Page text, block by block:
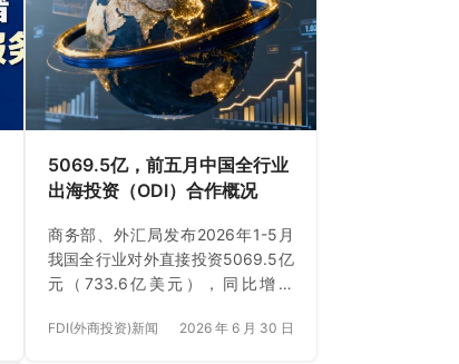
5069.5亿，前五月中国全行业
出海投资（ODI）合作概况
商务部、外汇局发布2026年1-5月
我国全行业对外直接投资5069.5亿
元（733.6亿美元），同比增长
资、共建“一带一路”国家投资合作、
FDI(外商投资)新闻 2026 年 6 月 30 日